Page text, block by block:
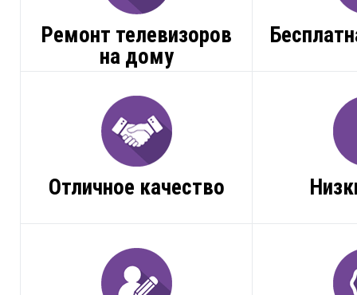
Ремонт телевизоров
на дому
Отличное качество